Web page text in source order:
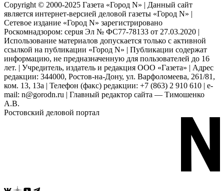
Copyright © 2000-2025 Газета «Город N» | Данный сайт
является интернет-версией деловой газеты «Город N» |
Сетевое издание «Город N» зарегистрировано
Роскомнадзором: серuя Эл № ФС77-78133 от 27.03.2020 |
Использование материалов допускается только с активной
ссылкой на публикации «Город N» | Публикации содержат
информацию, не предназначенную для пользователей до 16
лет. | Учредитель, издатель и редакция ООО «Газета» | Адрес
редакции: 344000, Ростов-на-Дону, ул. Варфоломеева, 261/81,
ком. 13, 13а | Телефон (факс) редакции: +7 (863) 2 910 610 | e-
mail: n@gorodn.ru | Главный редактор сайта — Тимошенко
А.В.
Ростовский деловой портал